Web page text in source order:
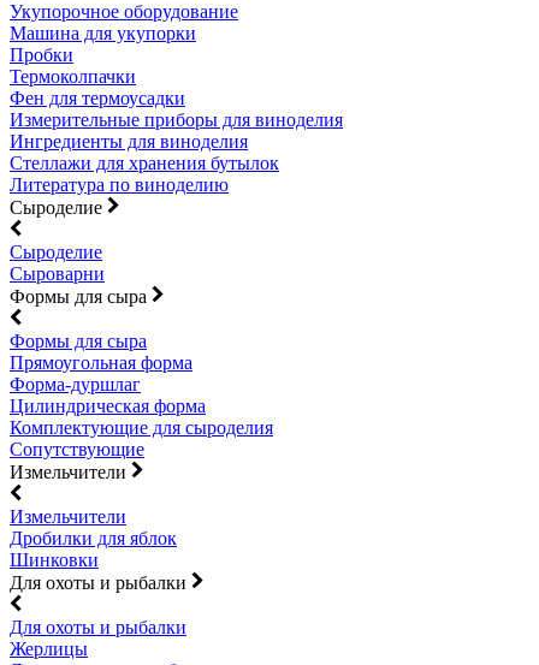
Укупорочное оборудование
Машина для укупорки
Пробки
Термоколпачки
Фен для термоусадки
Измерительные приборы для виноделия
Ингредиенты для виноделия
Стеллажи для хранения бутылок
Литература по виноделию
Сыроделие
Сыроделие
Сыроварни
Формы для сыра
Формы для сыра
Прямоугольная форма
Форма-дуршлаг
Цилиндрическая форма
Комплектующие для сыроделия
Сопутствующие
Измельчители
Измельчители
Дробилки для яблок
Шинковки
Для охоты и рыбалки
Для охоты и рыбалки
Жерлицы